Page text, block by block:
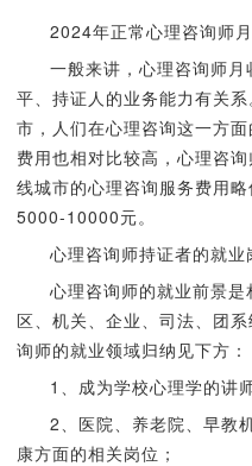
2024年正常心理咨询师
一般来讲，心理咨询师
平、持证人的业务能力有关
市，人们在心理咨询这一方
费用也相对比较高，心理咨
线城市的心理咨询服务费用
5000-10000元。
心理咨询师持证者的就业
心理咨询师的就业前景
区、机关、企业、司法、团
询师的就业领域归纳见下方：
1、成为学校心理学的讲
2、医院、养老院、早教
康方面的相关岗位；